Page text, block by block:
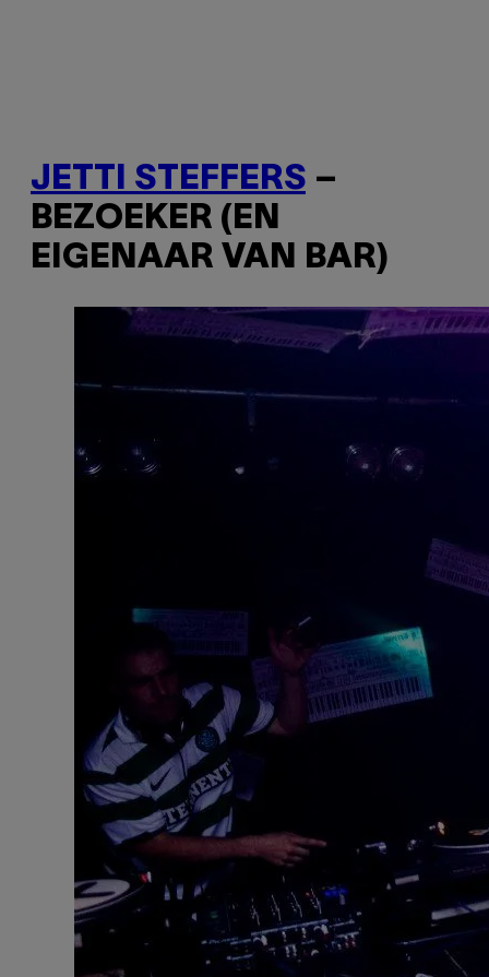
JETTI STEFFERS –
BEZOEKER (EN
EIGENAAR VAN BAR)